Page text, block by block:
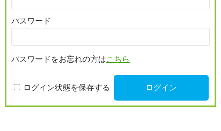
パスワード
パスワードをお忘れの方はこちら
ログイン状態を保存する